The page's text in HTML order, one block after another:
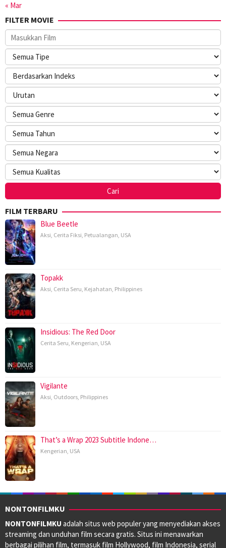
« Mar
FILTER MOVIE
FILM TERBARU
Blue Beetle
Aksi, Cerita Fiksi, Petualangan, USA
Topakk
Aksi, Cerita Seru, Kejahatan, Philippines
Insidious: The Red Door
Cerita Seru, Kengerian, USA
Vigilante
Aksi, Outdoors, Philippines
That’s a Wrap 2023 Subtitle Indone…
Kengerian, USA
NONTONFILMKU
NONTONFILMKU adalah situs web populer yang menyediakan akses
streaming dan unduhan film secara gratis. Situs ini menawarkan
berbagai pilihan film, termasuk film Hollywood, film Indonesia, serial